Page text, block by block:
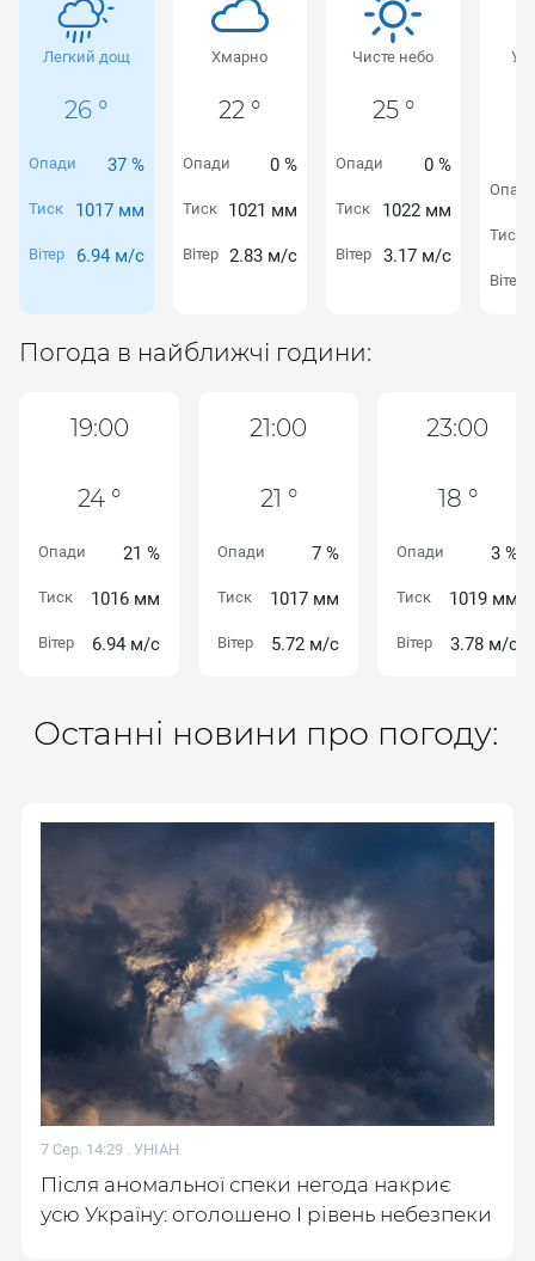
Легкий дощ
26 °
Опади 37 %
Тиск 1017 мм
Вітер 6.94 м/с
Хмарно
22 °
Опади 0 %
Тиск 1021 мм
Вітер 2.83 м/с
Чисте небо
25 °
Опади 0 %
Тиск 1022 мм
Вітер 3.17 м/с
Тиск
Вітер
Погода в найближчі години:
19:00
24 °
Опади 21 %
Тиск 1016 мм
Вітер 6.94 м/с
21:00
21 °
Опади 7 %
Тиск 1017 мм
Вітер 5.72 м/с
23:00
18 °
Опади 3 %
Тиск 1019 мм
Вітер 3.78 м/с
Останні новини про погоду:
7 Сер. 14:29 . УНІАН
Після аномальної спеки негода накриє
усю Україну: оголошено І рівень небезпеки